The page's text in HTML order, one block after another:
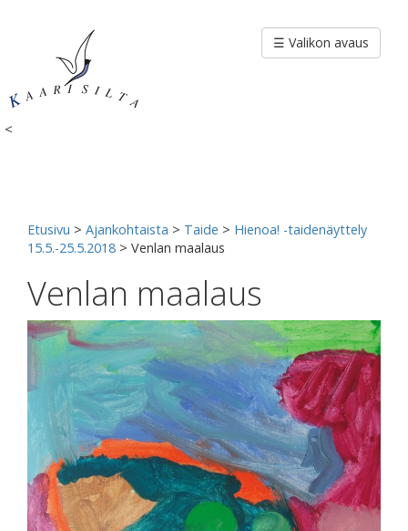
<
☰ Valikon avaus
Etusivu > Ajankohtaista > Taide > Hienoa! -taidenäyttely
15.5.-25.5.2018 > Venlan maalaus
Venlan maalaus